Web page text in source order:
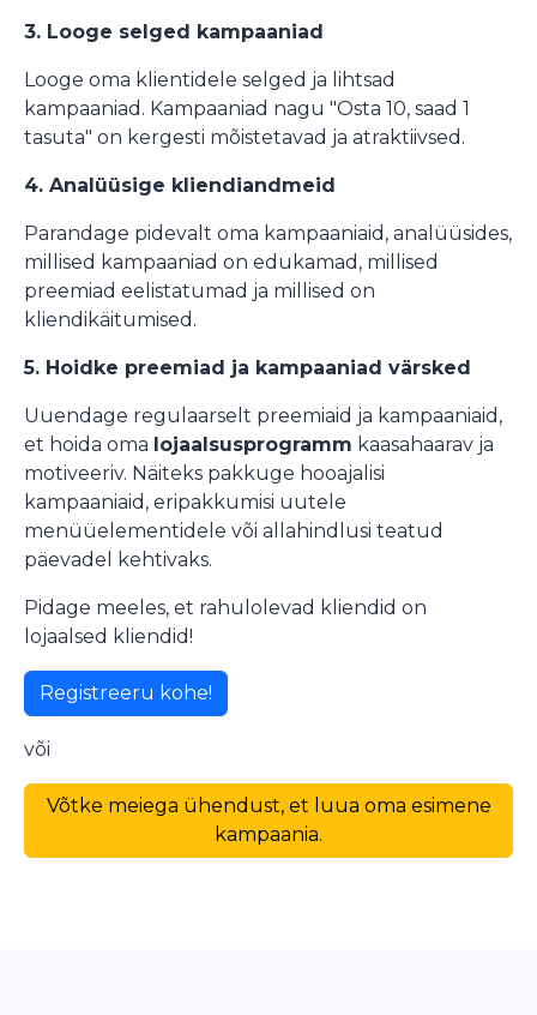
3. Looge selged kampaaniad
Looge oma klientidele selged ja lihtsad
kampaaniad. Kampaaniad nagu "Osta 10, saad 1
tasuta" on kergesti mõistetavad ja atraktiivsed.
4. Analüüsige kliendiandmeid
Parandage pidevalt oma kampaaniaid, analüüsides,
millised kampaaniad on edukamad, millised
preemiad eelistatumad ja millised on
kliendikäitumised.
5. Hoidke preemiad ja kampaaniad värsked
Uuendage regulaarselt preemiaid ja kampaaniaid,
et hoida oma lojaalsusprogramm kaasahaarav ja
motiveeriv. Näiteks pakkuge hooajalisi
kampaaniaid, eripakkumisi uutele
menüüelementidele või allahindlusi teatud
päevadel kehtivaks.
Pidage meeles, et rahulolevad kliendid on
lojaalsed kliendid!
Registreeru kohe!
või
Võtke meiega ühendust, et luua oma esimene
kampaania.